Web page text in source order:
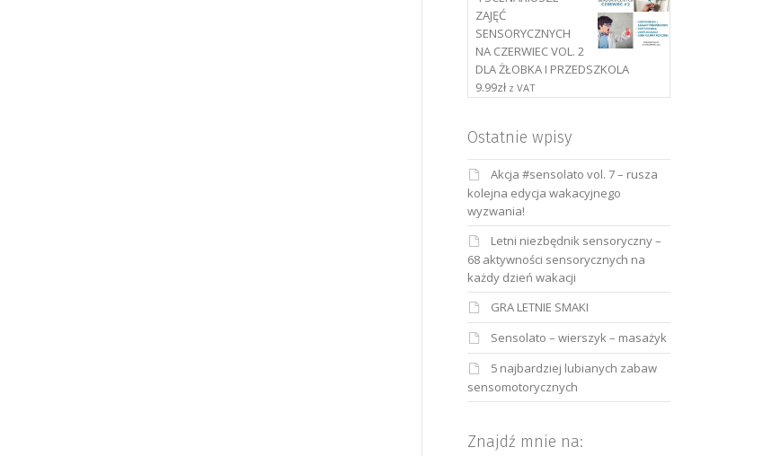
ZAJĘĆ
SENSORYCZNYCH
NA CZERWIEC VOL. 2
DLA ŻŁOBKA I PRZEDSZKOLA
9.99zł z VAT
Ostatnie wpisy
Akcja #sensolato vol. 7 – rusza
kolejna edycja wakacyjnego
wyzwania!
Letni niezbędnik sensoryczny –
68 aktywności sensorycznych na
każdy dzień wakacji
GRA LETNIE SMAKI
Sensolato – wierszyk – masażyk
5 najbardziej lubianych zabaw
sensomotorycznych
Znajdź mnie na: